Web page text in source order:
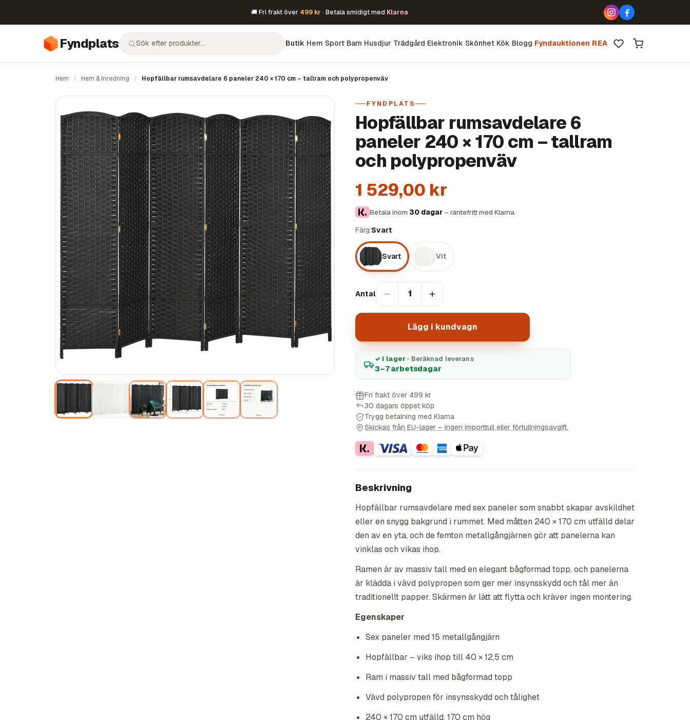
🚚 Fri frakt över 499 kr · Betala smidigt med Klarna
Fyndplats Butik Hem Sport Barn Husdjur Trädgård Elektronik Skönhet Kök Blogg Fyndauktionen REA
Hem / Hem & Inredning / Hopfällbar rumsavdelare 6 paneler 240 × 170 cm – tallram och polypropenväv
FYNDPLATS
Hopfällbar rumsavdelare 6
paneler 240 × 170 cm – tallram
och polypropenväv
1 529,00 kr
Betala inom 30 dagar – räntefritt med Klarna
Färg Svart
Svart Vit
Antal − 1 +
Lägg i kundvagn
✓ I lager · Beräknad leverans
3–7 arbetsdagar
Fri frakt över 499 kr
30 dagars öppet köp
Trygg betalning med Klarna
Skickas från EU-lager – ingen importtull eller förtullningsavgift.
Beskrivning
Hopfällbar rumsavdelare med sex paneler som snabbt skapar avskildhet
eller en snygg bakgrund i rummet. Med måtten 240 × 170 cm utfälld delar
den av en yta, och de femton metallgångjärnen gör att panelerna kan
vinklas och vikas ihop.
Ramen är av massiv tall med en elegant bågformad topp, och panelerna
är klädda i vävd polypropen som ger mer insynsskydd och tål mer än
traditionellt papper. Skärmen är lätt att flytta och kräver ingen montering.
Egenskaper
Sex paneler med 15 metallgångjärn
Hopfällbar – viks ihop till 40 × 12,5 cm
Ram i massiv tall med bågformad topp
Vävd polypropen för insynsskydd och tålighet
240 × 170 cm utfälld, 170 cm hög